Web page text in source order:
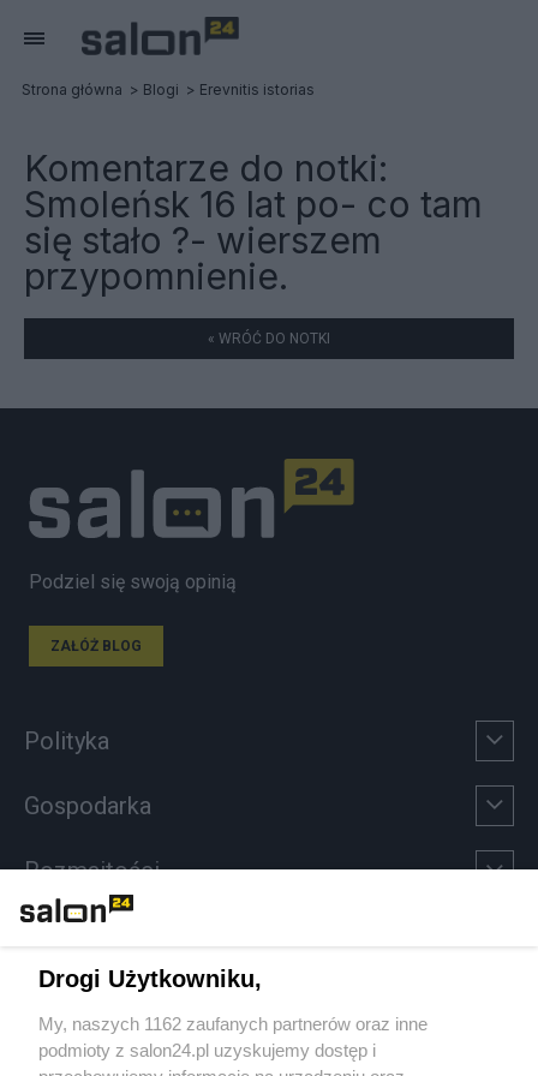
Strona główna Blogi Erevnitis istorias
Komentarze do notki:
Smoleńsk 16 lat po- co tam
się stało ?- wierszem
przypomnienie.
« WRÓĆ DO NOTKI
Podziel się swoją opinią
ZAŁÓŻ BLOG
Polityka
Gospodarka
Rozmaitości
Sport
Społeczeństwo
Drogi Użytkowniku,
My, naszych 1162 zaufanych partnerów oraz inne
podmioty z salon24.pl uzyskujemy dostęp i